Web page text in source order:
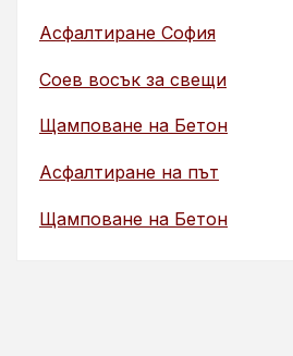
Асфалтиране София
Соев восък за свещи
Щамповане на Бетон
Асфалтиране на път
Щамповане на Бетон